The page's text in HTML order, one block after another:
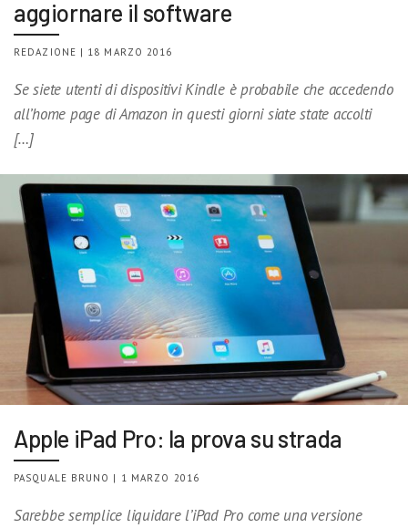
aggiornare il software
REDAZIONE | 18 MARZO 2016
Se siete utenti di dispositivi Kindle è probabile che accedendo
all’home page di Amazon in questi giorni siate state accolti
[…]
Apple iPad Pro: la prova su strada
PASQUALE BRUNO | 1 MARZO 2016
Sarebbe semplice liquidare l’iPad Pro come una versione